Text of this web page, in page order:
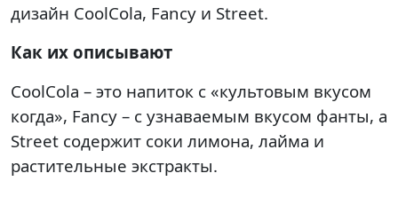
дизайн CoolCola, Fancy и Street.
Как их описывают
CoolCola – это напиток с «культовым вкусом
когда», Fancy – с узнаваемым вкусом фанты, а
Street содержит соки лимона, лайма и
растительные экстракты.